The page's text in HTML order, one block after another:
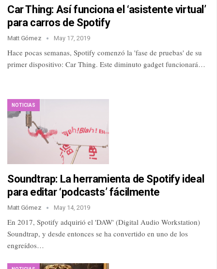
Car Thing: Así funciona el ‘asistente virtual’
para carros de Spotify
Matt Gómez May 17, 2019
Hace pocas semanas, Spotify comenzó la 'fase de pruebas' de su
primer dispositivo: Car Thing. Este diminuto gadget funcionará…
NOTICIAS
Soundtrap: La herramienta de Spotify ideal
para editar ‘podcasts’ fácilmente
Matt Gómez May 14, 2019
En 2017, Spotify adquirió el 'DAW' (Digital Audio Workstation)
Soundtrap, y desde entonces se ha convertido en uno de los
engreídos…